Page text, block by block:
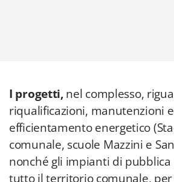
I progetti,nel complesso,
riqualificazioni, manutenzioni
efficientamento energetico
comunale, scuole Mazzini e
nonché gli impianti di
tutto il territorio comunale,